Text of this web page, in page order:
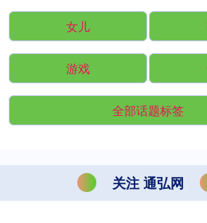
女儿
游戏
全部话题标签
关注 通弘网